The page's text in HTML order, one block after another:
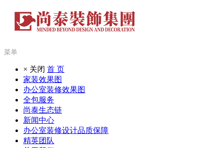
菜单
× 关闭 首 页
家装效果图
办公室装修效果图
全包服务
尚泰生态链
新闻中心
办公室装修设计品质保障
精英团队